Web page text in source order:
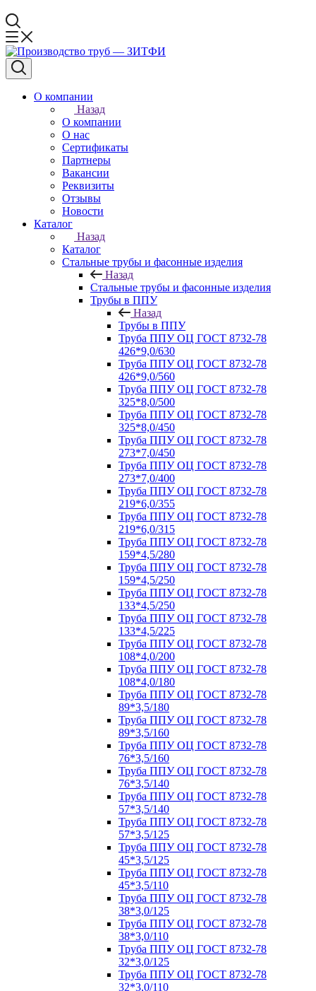
О компании
Назад
О компании
О нас
Сертификаты
Партнеры
Вакансии
Реквизиты
Отзывы
Новости
Каталог
Назад
Каталог
Стальные трубы и фасонные изделия
Назад
Стальные трубы и фасонные изделия
Трубы в ППУ
Назад
Трубы в ППУ
Труба ППУ ОЦ ГОСТ 8732-78
426*9,0/630
Труба ППУ ОЦ ГОСТ 8732-78
426*9,0/560
Труба ППУ ОЦ ГОСТ 8732-78
325*8,0/500
Труба ППУ ОЦ ГОСТ 8732-78
325*8,0/450
Труба ППУ ОЦ ГОСТ 8732-78
273*7,0/450
Труба ППУ ОЦ ГОСТ 8732-78
273*7,0/400
Труба ППУ ОЦ ГОСТ 8732-78
219*6,0/355
Труба ППУ ОЦ ГОСТ 8732-78
219*6,0/315
Труба ППУ ОЦ ГОСТ 8732-78
159*4,5/280
Труба ППУ ОЦ ГОСТ 8732-78
159*4,5/250
Труба ППУ ОЦ ГОСТ 8732-78
133*4,5/250
Труба ППУ ОЦ ГОСТ 8732-78
133*4,5/225
Труба ППУ ОЦ ГОСТ 8732-78
108*4,0/200
Труба ППУ ОЦ ГОСТ 8732-78
108*4,0/180
Труба ППУ ОЦ ГОСТ 8732-78
89*3,5/180
Труба ППУ ОЦ ГОСТ 8732-78
89*3,5/160
Труба ППУ ОЦ ГОСТ 8732-78
76*3,5/160
Труба ППУ ОЦ ГОСТ 8732-78
76*3,5/140
Труба ППУ ОЦ ГОСТ 8732-78
57*3,5/140
Труба ППУ ОЦ ГОСТ 8732-78
57*3,5/125
Труба ППУ ОЦ ГОСТ 8732-78
45*3,5/125
Труба ППУ ОЦ ГОСТ 8732-78
45*3,5/110
Труба ППУ ОЦ ГОСТ 8732-78
38*3,0/125
Труба ППУ ОЦ ГОСТ 8732-78
38*3,0/110
Труба ППУ ОЦ ГОСТ 8732-78
32*3,0/125
Труба ППУ ОЦ ГОСТ 8732-78
32*3,0/110